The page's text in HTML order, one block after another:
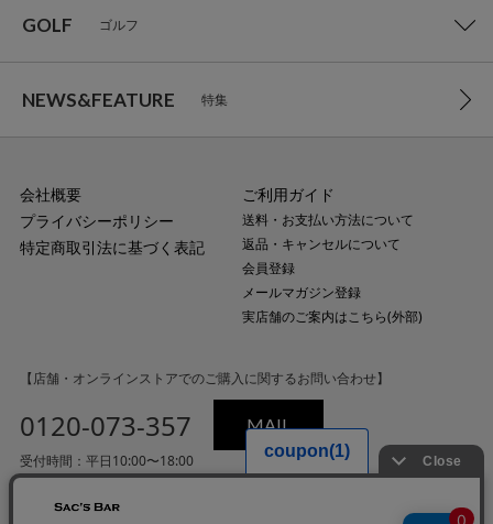
GOLF ゴルフ
NEWS&FEATURE 特集
会社概要
プライバシーポリシー
特定商取引法に基づく表記
ご利用ガイド
送料・お支払い方法について
返品・キャンセルについて
会員登録
メールマガジン登録
実店舗のご案内はこちら(外部)
【店舗・オンラインストアでのご購入に関するお問い合わせ】
0120-073-357 MAIL
受付時間：平日10:00〜18:00
（土・日・祝日・年末年始を除く）